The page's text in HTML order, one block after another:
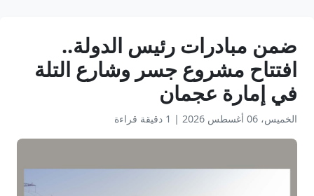
ضمن مبادرات رئيس الدولة..
افتتاح مشروع جسر وشارع التلة
في إمارة عجمان
الخميس، 06 أغسطس 2026 | 1 دقيقة قراءة